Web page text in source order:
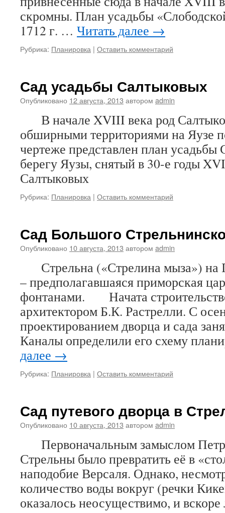
скромны. План усадьбы
1712 г. … Читать далее →
Рубрика: Планировка | Оставить комментарий
Сад усадьбы Салтыковых
Опубликовано 12 августа, 2013 автором admin
В начале XVIII века род
обширными территориями на
чертеже представлен план усадьбы
берегу Яузы, снятый в 30-е годы
Салтыковых
Рубрика: Планировка | Оставить комментарий
Сад Большого
Опубликовано 10 августа, 2013 автором admin
Стрельна («Стрелина мыза») на
– предполагавшаяся приморская
фонтанами. Начата
архитектором Б.К. Растрелли. С
проектированием дворца и сада
Каналы определили его схему
далее →
Рубрика: Планировка | Оставить комментарий
Сад путевого дворца в
Опубликовано 10 августа, 2013 автором admin
Первоначальным замыслом
Стрельны было превратить её в
наподобие Версаля. Однако,
количество воды вокруг (речки
оказалось неосуществимо, и